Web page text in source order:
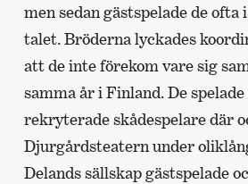
men sedan gästspelade de ofta
talet. Bröderna lyckades
att de inte förekom vare sig
samma år i Finland. De
rekryterade skådespelare där
Djurgårdsteatern under
Delands sällskap gästspelade